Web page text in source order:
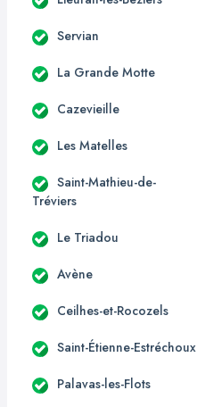
Servian
La Grande Motte
Cazevieille
Les Matelles
Saint-Mathieu-de-
Tréviers
Le Triadou
Avène
Ceilhes-et-Rocozels
Saint-Étienne-Estréchoux
Palavas-les-Flots